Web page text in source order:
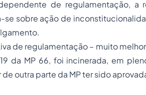
de regulamentação, a
se sobre ação de
de regulamentação – muito
da MP 66, foi incinerada, em
outra parte da MP ter sido